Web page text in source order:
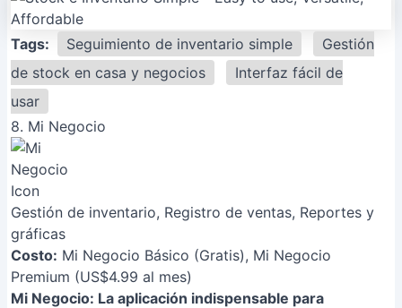
Tags: Seguimiento de inventario simple
Gestión
de stock en casa y negocios
Interfaz fácil de
usar
8. Mi Negocio
Gestión de inventario, Registro de ventas, Reportes y
gráficas
Costo: Mi Negocio Básico (Gratis), Mi Negocio
Premium (US$4.99 al mes)
Mi Negocio: La aplicación indispensable para